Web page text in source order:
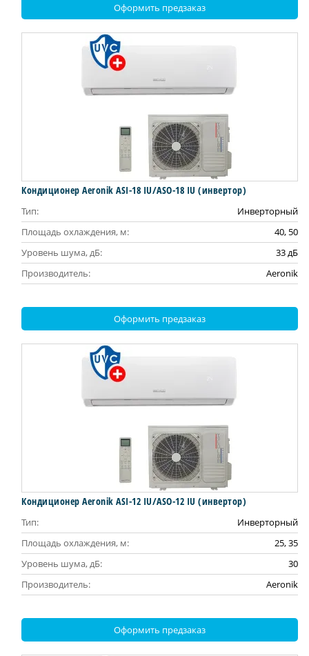
Оформить предзаказ
Кондиционер Aeronik ASI-18 IU/ASO-18 IU (инвертoр)
Тип:
Инверторный
Площадь охлаждения, м:
40, 50
Уровень шума, дБ:
33 дБ
Производитель:
Aeronik
Оформить предзаказ
Кондиционер Aeronik ASI-12 IU/ASO-12 IU (инвертoр)
Тип:
Инверторный
Площадь охлаждения, м:
25, 35
Уровень шума, дБ:
30
Производитель:
Aeronik
Оформить предзаказ